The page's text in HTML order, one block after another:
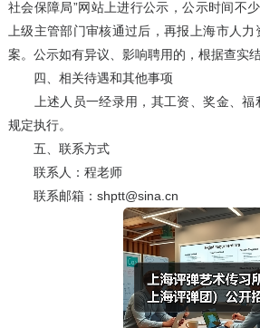
社会保障局”网站上进行公示，公示时间不
上级主管部门审核通过后，再报上海市人力
案。公示如有异议、影响聘用的，根据查实
四、相关待遇和其他事项
上述人员一经录用，其工资、奖金、福
规定执行。
五、联系方式
联系人：程老师
联系邮箱：shptt@sina.cn